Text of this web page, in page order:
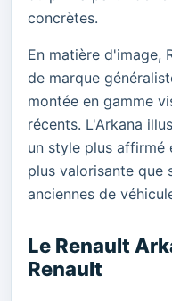
concrètes.
En matière d'image,
de marque
montée en gamme
récents. L'Arkana
un style plus affirmé
plus valorisante que
anciennes de
Le Renault
Renault